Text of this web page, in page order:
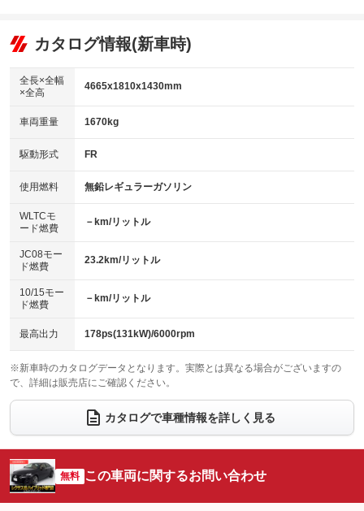
リフトアップ
：装備なし
：装備なし
パワーウィンドウ
アイドリングストップ
：装備あり
USB入力端子
：装備あり
100V電源
：装備なし
センターデフロック
：装備なし
電動格納ミラー
：装備あり
ビジュアル：ブルーレイ再生／DVD再生
：装備あり
アルミホイール：18インチ
：装備あり
HID(キセノンライト)
バックカメラ
エアロ
：装備あり
ローダウン
：装備なし
ベンチシート
：装備なし
チップアップシート
：装備なし
電動格納サードシート
：装備なし シートヒーター
：装備あり
ウォークスルー
電動リアゲート フロントカメラ
：装備なし
シートエアコン
：装備あり 全周囲カメラ
：装備なし
サイドカメラ
：装備なし ルーフレール
：装備なし
エアサスペンション ヘッドライトウォッシャー
カタログ情報(新車時)
全長×全幅
×全高
4665x1810x1430mm
車両重量 1670kg
駆動形式 FR
使用燃料 無鉛レギュラーガソリン
WLTCモ
ード燃費
－km/リットル
JC08モー
ド燃費
23.2km/リットル
10/15モー
ド燃費
－km/リットル
最高出力 178ps(131kW)/6000rpm
※新車時のカタログデータとなります。実際とは異なる場合がございますの
で、詳細は販売店にご確認ください。
カタログで車種情報を詳しく見る
無料 この車両に関するお問い合わせ